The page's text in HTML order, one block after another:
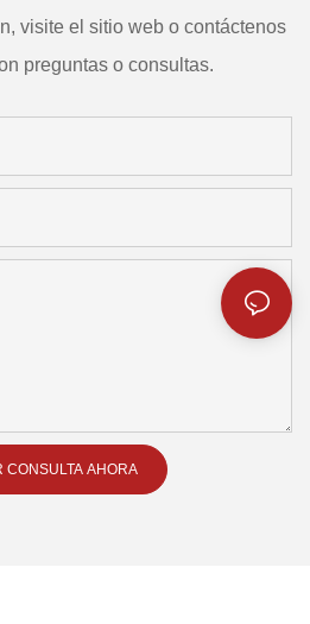
visite el sitio web o contáctenos
preguntas o consultas.
CONSULTA AHORA